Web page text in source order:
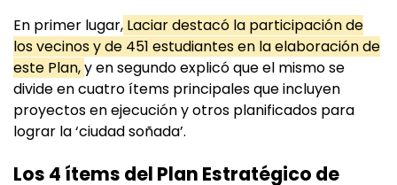
En primer lugar, Laciar destacó la participación de
los vecinos y de 451 estudiantes en la elaboración de
este Plan,y en segundo explicó que el mismo se
divide en cuatro ítems principales que incluyen
proyectos en ejecución y otros planificados para
lograr la ‘ciudad soñada’.
Los 4 ítems del Plan Estratégico de